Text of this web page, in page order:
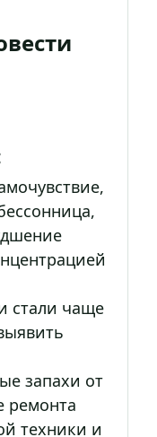
стали чаще
запахи от
ремонта
техники и